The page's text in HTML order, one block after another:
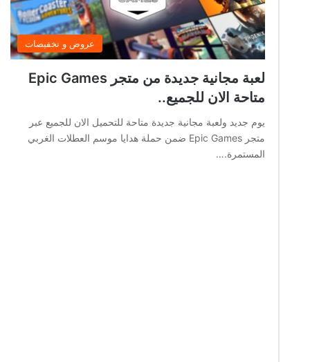
عروض و تخفيضات
لعبة مجانية جديدة من متجر Epic Games
متاحة الان للجميع..
يوم جديد ولعبة مجانية جديدة متاحة للتحميل الان للجميع عبر
متجر Epic Games ضمن حملة هدايا موسم العطلات الغربي
المستمرة.…